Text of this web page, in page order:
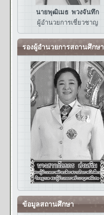
นายพุฒิเมธ พวงจันทึก
ผู้อำนวยการเชี่ยวชาญ
รองผู้อำนวยการสถานศึกษา
ข้อมูลสถานศึกษา